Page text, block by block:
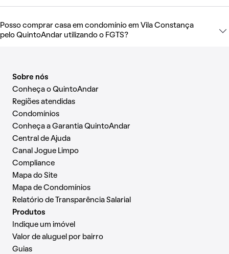
Posso comprar casa em condomínio em Vila Constança
pelo QuintoAndar utilizando o FGTS?
Sobre nós
Conheça o QuintoAndar
Regiões atendidas
Condomínios
Conheça a Garantia QuintoAndar
Central de Ajuda
Canal Jogue Limpo
Compliance
Mapa do Site
Mapa de Condomínios
Relatório de Transparência Salarial
Produtos
Indique um imóvel
Valor de aluguel por bairro
Guias